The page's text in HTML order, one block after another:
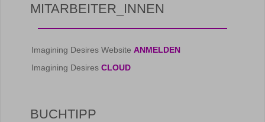
MITARBEITER_INNEN
Imagining Desires Website ANMELDEN
Imagining Desires CLOUD
BUCHTIPP